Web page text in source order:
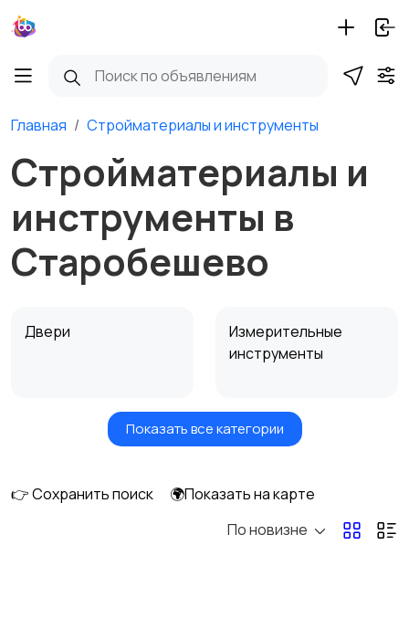
Главная Стройматериалы и инструменты
Стройматериалы и
инструменты в
Старобешево
Двери
Измерительные
инструменты
Отопление и
Ручные инструменты
Показать все категории
👉 Сохранить поиск
🌍Показать на карте
По новизне